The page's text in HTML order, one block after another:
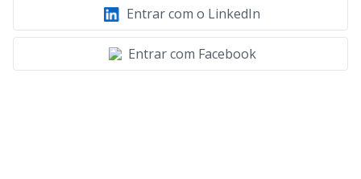
Entrar com o LinkedIn
Entrar com Facebook